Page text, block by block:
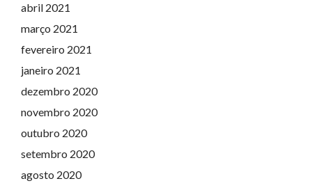
abril 2021
março 2021
fevereiro 2021
janeiro 2021
dezembro 2020
novembro 2020
outubro 2020
setembro 2020
agosto 2020